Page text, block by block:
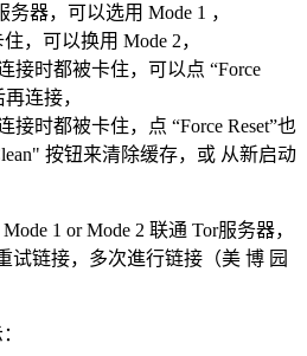
器，可以选用 Mode 1 ，
，可以换用 Mode 2，
接时都被卡住，可以点 “Force
连接，
接时都被卡住，点 “Force Reset”也
按钮来清除缓存，或 从新启动
1 or Mode 2 联通 Tor服务器，
试链接，多次進行链接（美 博 园